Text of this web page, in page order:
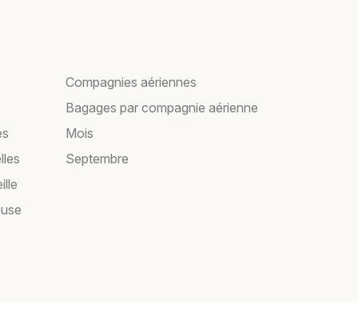
Compagnies aériennes
Bagages par compagnie aérienne
Mois
Septembre